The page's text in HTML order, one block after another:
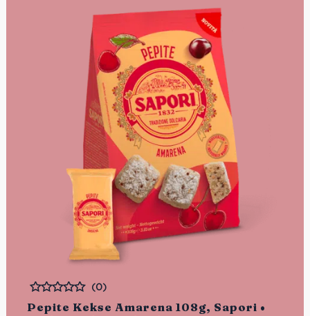
Pepite Kekse Amarena 108g, Sapori •
Bewertet
(0)